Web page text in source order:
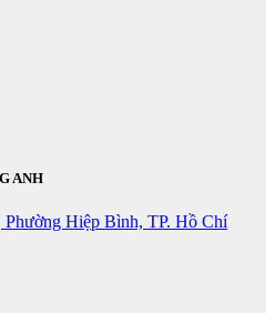
ANH
Hiệp Bình, TP. Hồ Chí